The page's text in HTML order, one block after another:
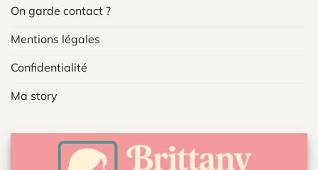
On garde contact ?
Mentions légales
Confidentialité
Ma story